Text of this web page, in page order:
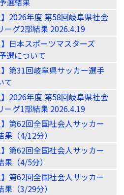
】2026年度 第58回岐阜県社会
ーグ2部結果 2026.4.19
】日本スポーツマスターズ
選について
】第31回岐阜県サッカー選手
て
】2026年度 第58回岐阜県社会
ーグ1部結果 2026.4.19
】第62回全国社会人サッカー
（4/12分）
】第62回全国社会人サッカー
（4/5分）
】第62回全国社会人サッカー
（3/29分）